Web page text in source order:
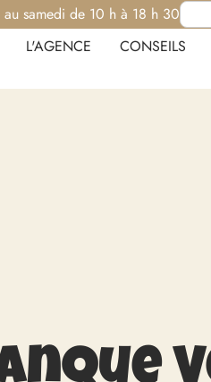
samedi de 10 h à 18 h 30
L'AGENCE CONSEILS